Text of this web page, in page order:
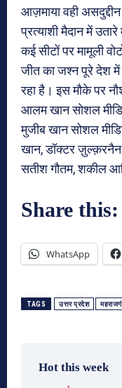
आज़माया वही
प्रत्याशी मैदान में
कई सीटों पर मामूली
जीत का जश्न पूरे देश में
रहा है। इस मौके पर
आलम खान सोशल
मुजीब खान सोशल
खान, डॉक्टर ज़ुल्क़रनैन
सतीश गौतम, शकील
Share this:
WhatsApp
TAGS उत्तर प्रदेश
Hot this week